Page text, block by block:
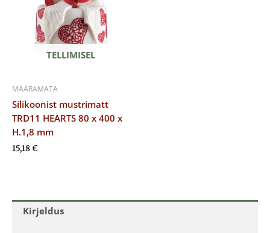
Kirjeldus
TELLIMISEL
MÄÄRAMATA
Silikoonist mustrimatt
TRD11 HEARTS 80 x 400 x
H.1,8 mm
15,18€